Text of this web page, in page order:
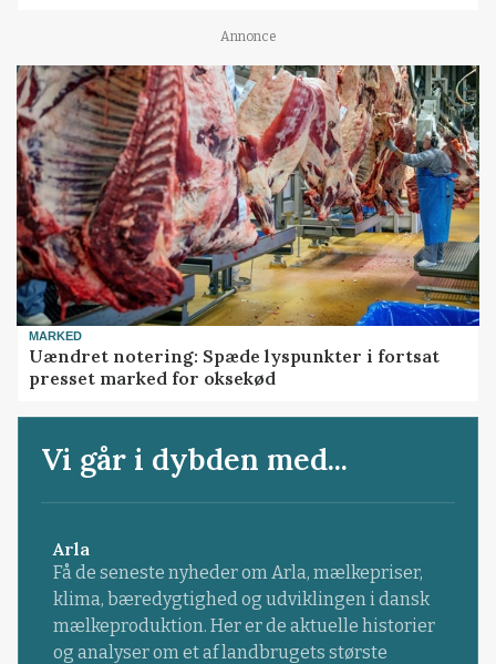
Annonce
MARKED
Uændret notering: Spæde lyspunkter i fortsat
presset marked for oksekød
Vi går i dybden med...
Arla
Få de seneste nyheder om Arla, mælkepriser,
klima, bæredygtighed og udviklingen i dansk
mælkeproduktion. Her er de aktuelle historier
og analyser om et af landbrugets største